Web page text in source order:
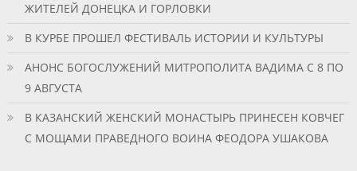
ЖИТЕЛЕЙ ДОНЕЦКА И ГОРЛОВКИ
В КУРБЕ ПРОШЕЛ ФЕСТИВАЛЬ ИСТОРИИ И КУЛЬТУРЫ
АНОНС БОГОСЛУЖЕНИЙ МИТРОПОЛИТА ВАДИМА С 8 ПО
9 АВГУСТА
В КАЗАНСКИЙ ЖЕНСКИЙ МОНАСТЫРЬ ПРИНЕСЕН КОВЧЕГ
С МОЩАМИ ПРАВЕДНОГО ВОИНА ФЕОДОРА УШАКОВА